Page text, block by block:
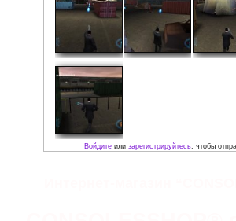
Скриншоты: